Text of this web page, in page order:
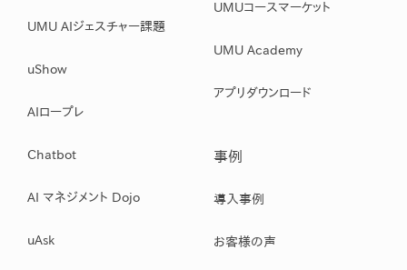
UMU AIジェスチャー課題
uShow
AIロープレ
Chatbot
AI マネジメント Dojo
uAsk
UMUコースマーケット
UMU Academy
アプリダウンロード
事例
導入事例
お客様の声